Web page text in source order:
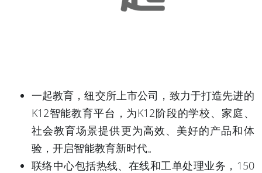
一起教育，纽交所上市公司，致力于打造先进的
K12智能教育平台，为K12阶段的学校、家庭、
社会教育场景提供更为高效、美好的产品和体
验，开启智能教育新时代。
联络中心包括热线、在线和工单处理业务，150